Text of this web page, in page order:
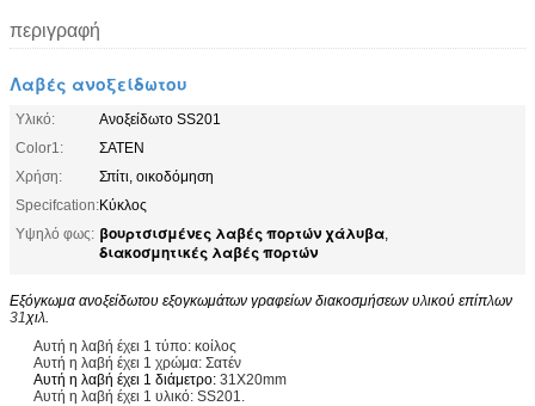
περιγραφή
Λαβές ανοξείδωτου
Υλικό:
Ανοξείδωτο SS201
Color1:
ΣΑΤΕΝ
Χρήση:
Σπίτι, οικοδόμηση
Specifcation:Κύκλος
Υψηλό φως: βουρτσισμένες λαβές πορτών χάλυβα,
διακοσμητικές λαβές πορτών
Εξόγκωμα ανοξείδωτου εξογκωμάτων γραφείων διακοσμήσεων υλικού επίπλων
31χιλ.
Αυτή η λαβή έχει 1 τύπο: κοίλος
Αυτή η λαβή έχει 1 χρώμα: Σατέν
Αυτή η λαβή έχει 1 διάμετρο: 31X20mm
Αυτή η λαβή έχει 1 υλικό: SS201.